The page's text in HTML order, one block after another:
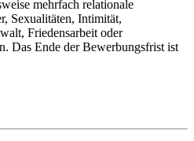
mehrfach relationale
Sexualitäten, Intimität,
Friedensarbeit oder
Das Ende der Bewerbungsfrist ist